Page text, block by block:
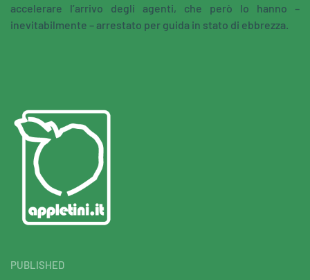
accelerare l’arrivo degli agenti, che però lo hanno –
inevitabilmente – arrestato per guida in stato di ebbrezza.
PUBLISHED